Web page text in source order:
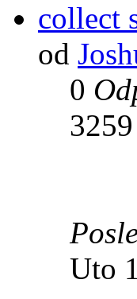
collect
od
0
3259
Uto